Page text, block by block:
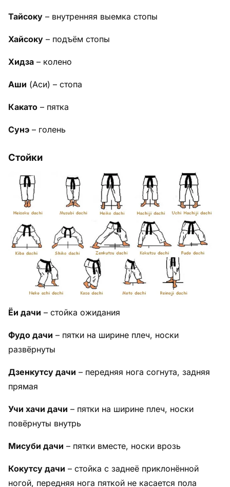
Тайсоку – внутренняя выемка стопы
Хайсоку – подъём стопы
Хидза – колено
Аши (Аси) – стопа
Какато – пятка
Сунэ – голень
Стойки
Ёи дачи – стойка ожидания
Фудо дачи – пятки на ширине плеч, носки
развёрнуты
Дзенкутсу дачи – передняя нога согнута, задняя
прямая
Учи хачи дачи – пятки на ширине плеч, носки
повёрнуты внутрь
Мисуби дачи – пятки вместе, носки врозь
Кокутсу дачи – стойка с заднеё приклонённой
ногой, передняя нога пяткой не касается пола